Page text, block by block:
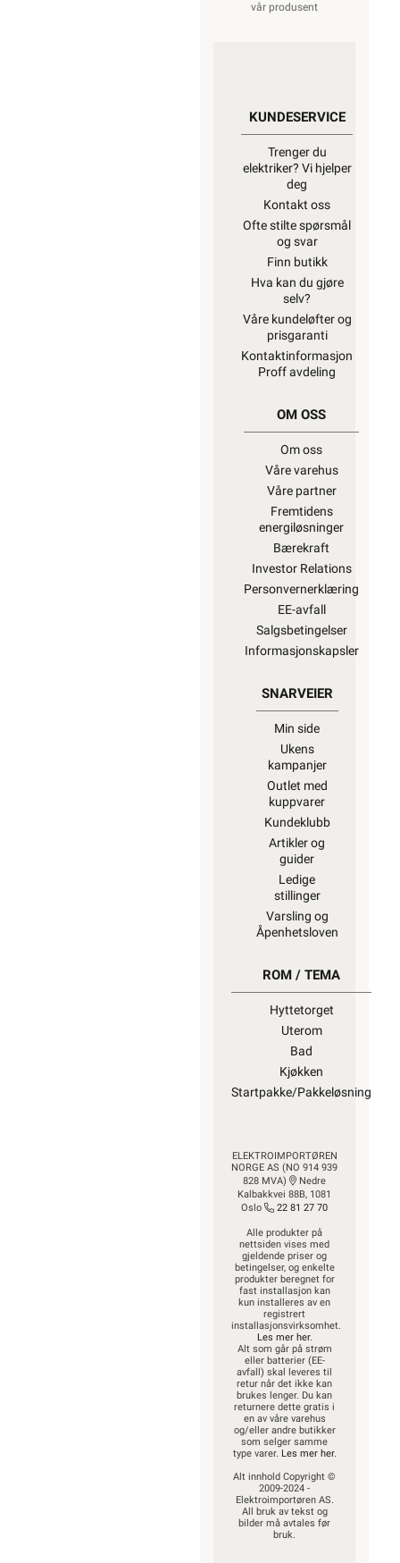
vår produsent
KUNDESERVICE
Trenger du
elektriker? Vi hjelper
deg
Kontakt oss
Ofte stilte spørsmål
og svar
Finn butikk
Hva kan du gjøre
selv?
Våre kundeløfter og
prisgaranti
Kontaktinformasjon
Proff avdeling
OM OSS
Om oss
Våre varehus
Våre partner
Fremtidens
energiløsninger
Bærekraft
Investor Relations
Personvernerklæring
EE-avfall
Salgsbetingelser
Informasjonskapsler
SNARVEIER
Min side
Ukens
kampanjer
Outlet med
kuppvarer
Kundeklubb
Artikler og
guider
Ledige
stillinger
Varsling og
Åpenhetsloven
ROM / TEMA
Hyttetorget
Uterom
Bad
Kjøkken
Startpakke/Pakkeløsning
ELEKTROIMPORTØREN
NORGE AS (NO 914 939
828 MVA)
Nedre
Kalbakkvei 88B, 1081
Oslo
22 81 27 70
Alle produkter på
nettsiden vises med
gjeldende priser og
betingelser, og enkelte
produkter beregnet for
fast installasjon kan
kun installeres av en
registrert
installasjonsvirksomhet.
Les mer her.
Alt som går på strøm
eller batterier (EE-
avfall) skal leveres til
retur når det ikke kan
brukes lenger. Du kan
returnere dette gratis i
en av våre varehus
og/eller andre butikker
som selger samme
type varer. Les mer her.
Alt innhold Copyright ©
2009-2024 -
Elektroimportøren AS.
All bruk av tekst og
bilder må avtales før
bruk.